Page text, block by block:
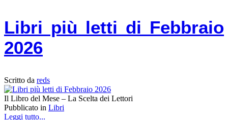
Libri più letti di Febbraio
2026
Scritto da reds
Il Libro del Mese – La Scelta dei Lettori
Pubblicato in Libri
Leggi tutto...